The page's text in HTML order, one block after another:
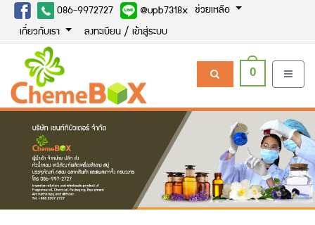
086-9972727 @upb7318x ช่วยเหลือ
เกี่ยวกับเรา ลงทะเบียน / เข้าสู่ระบบ
0